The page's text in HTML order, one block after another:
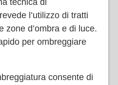
tecnica di
l’utilizzo di tratti
zone d’ombra e di luce.
per ombreggiare
consente di